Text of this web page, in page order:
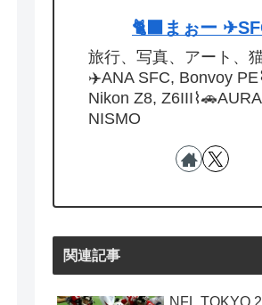
🐈‍⬛まぉー
旅行、写真、アート、
✈️ANA SFC, Bonvoy
Nikon Z8, Z6III⌇🚗AURA
NISMO
関連記事
NFL TOKYO